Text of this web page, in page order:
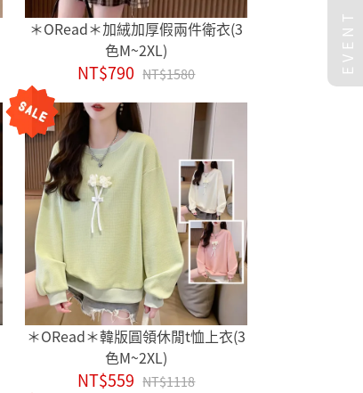
＊ORead＊加絨加厚假兩件衛衣(3
色M~2XL)
NT$790 NT$1580
＊ORead＊韓版圓領休閒t恤上衣(3
色M~2XL)
NT$559 NT$1118
EVENT